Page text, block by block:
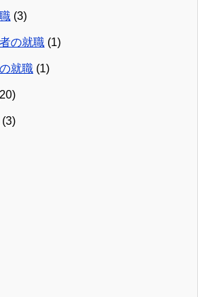
(3)
の就職 (1)
就職 (1)
(3)